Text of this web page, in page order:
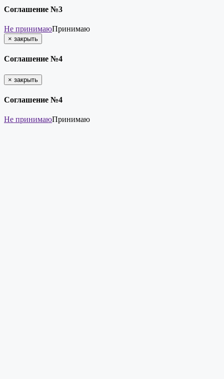
Соглашение №3
Не принимаюПринимаю
× закрыть
Соглашение №4
× закрыть
Соглашение №4
Не принимаюПринимаю